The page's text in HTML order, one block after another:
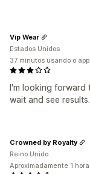
I'm looking forward
wait and see results.
Vip Wear
Estados Unidos
37 minutos usando o app
Crowned by Royalty
Reino Unido
Aproximadamente 1